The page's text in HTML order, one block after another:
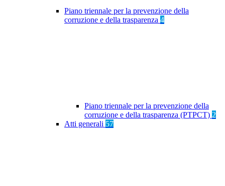
Piano triennale per la prevenzione della
corruzione e della trasparenza 4
Piano triennale per la prevenzione della
corruzione e della trasparenza (PTPCT) 2
Atti generali 57